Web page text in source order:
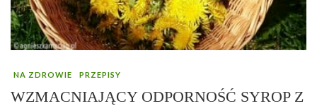
NA ZDROWIE PRZEPISY
WZMACNIAJĄCY ODPORNOŚĆ SYROP Z